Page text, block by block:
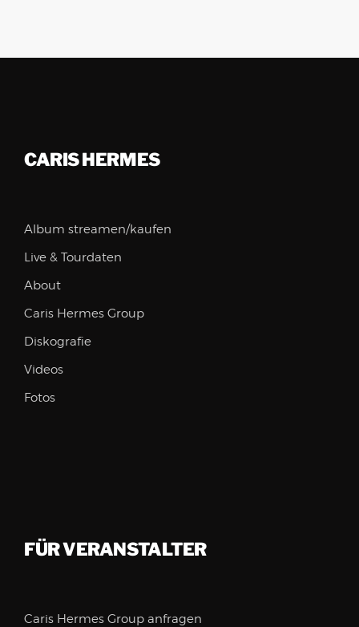
CARIS HERMES
Album streamen/kaufen
Live & Tourdaten
About
Caris Hermes Group
Diskografie
Videos
Fotos
FÜR VERANSTALTER
Caris Hermes Group anfragen